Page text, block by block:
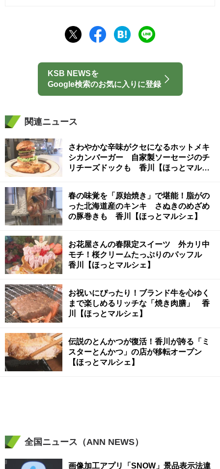
KSB NEWSを
Google検索のお気に入りに登録
関連ニュース
さわやかな辛味がクセになるホットメキ
シカンバーガー 自家製ソーセージのチ
リチーズドックも 香川【ほっとマルシ
春の味覚を「原始焼き」で堪能！脂がの
った北海道産のキンキ さぬきのめざめ
の豚巻きも 香川【ほっとマルシェ】
お花屋さんの春限定スイーツ 外カリ中
モチ！桜クリームたっぷりのパッフル
香川【ほっとマルシェ】
お祝いにぴったり！ブランド牛を心ゆく
まで楽しめるリッチな「焼き肉膳」 香
川【ほっとマルシェ】
伝説のとんかつが復活！香川が誇る「ミ
スターとんかつ」の店が移転オープン
【ほっとマルシェ】
全国ニュース（ANN NEWS）
画像加工アプリ「SNOW」景品表示法違